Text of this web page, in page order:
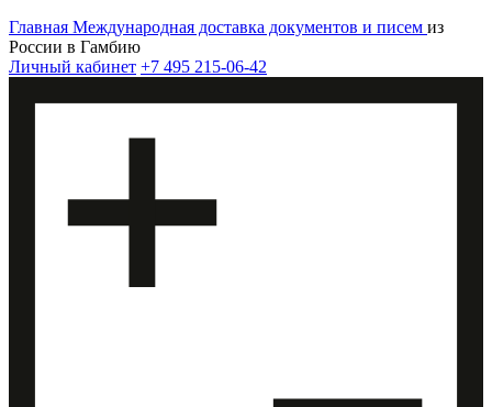
Главная Международная доставка документов и писем из
России в Гамбию
Личный кабинет +7 495 215-06-42